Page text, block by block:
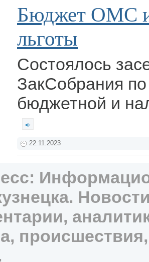
Бюджет ОМС
льготы
Состоялось
ЗакСобрания
бюджетной и
22.11.2023